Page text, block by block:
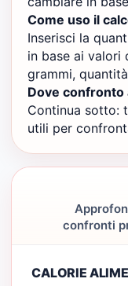
Come uso il
Inserisci la
in base ai valori
grammi,
Dove confronto
Continua sotto:
utili per
confronti
CALORIE